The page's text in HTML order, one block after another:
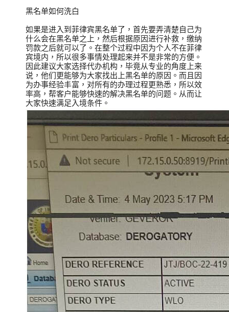
黑名单如何洗白
如果是进入到菲律宾黑名单了，首先要弄清楚自己为
什么会在黑名单之上，然后根据原因进行补救，缴纳
罚款之后就可以了。在整个过程中因为个人不在菲律
宾境内，所以很多事情处理起来并不是非常的方便。
因此建议大家选择代办机构，毕竟从专业的角度上来
说，他们更能够为大家找出上黑名单的原因。而且因
为办事经验丰富，对所有的办理过程更熟悉，所以效
率高，帮客户能够快速的解决黑名单的问题。从而让
大家快速满足入境条件。